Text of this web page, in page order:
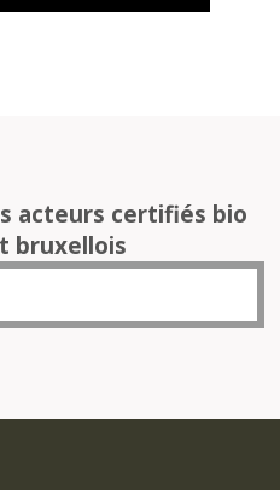
acteurs certifiés bio
bruxellois